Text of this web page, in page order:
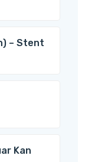
– Stent
Kan